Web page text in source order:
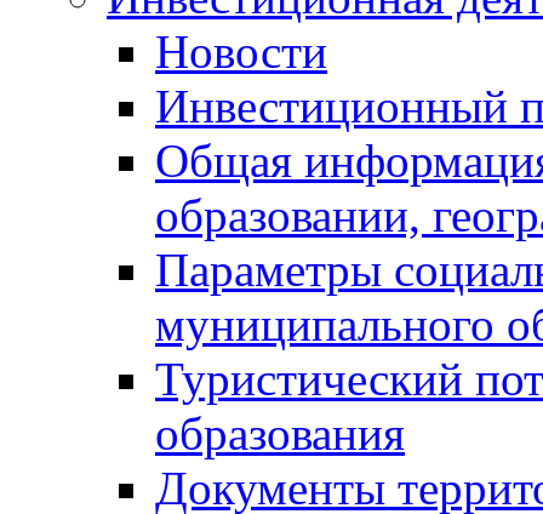
Новости
Инвестиционный
Общая
образовании,
Параметры
муниципального
Туристический
образования
Документы